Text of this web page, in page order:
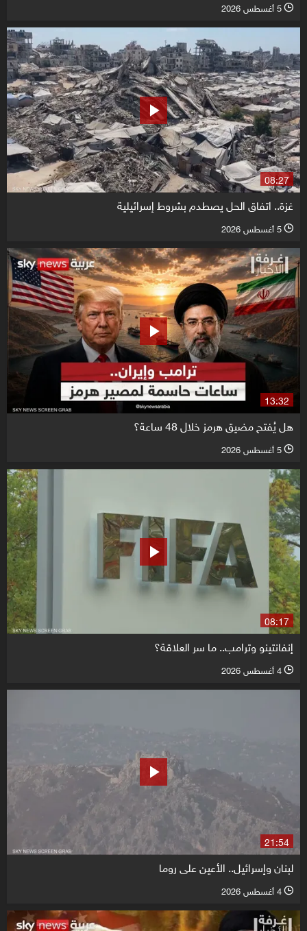
l 5 أغسطس 2026
08:27
غزة.. اتفاق الحل يصطدم بشروط إسرائيلية
l 5 أغسطس 2026
13:32
هل يُفتح مضيق هرمز خلال 48 ساعة؟
l 5 أغسطس 2026
08:17
إنفانتينو وترامب.. ما سر العلاقة؟
l 4 أغسطس 2026
21:54
لبنان وإسرائيل.. الأعين على روما
l 4 أغسطس 2026